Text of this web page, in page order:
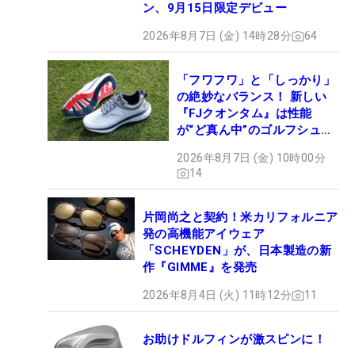
ン、9月15日限定デビュー
2026年8月7日 (金) 14時28分 64
「フワフワ」と「しっかり」
の絶妙なバランス！ 新しい
『FJクオンタム』は性能
が“ど真ん中”のゴルフシュー
2026年8月7日 (金) 10時00分
14
片岡尚之と契約！米カリフォルニア
発の高機能アイウェア
「SCHEYDEN」が、日本製造の新
作『GIMME』を発売
2026年8月4日 (火) 11時12分 11
お助けドルフィンが激スピンに！